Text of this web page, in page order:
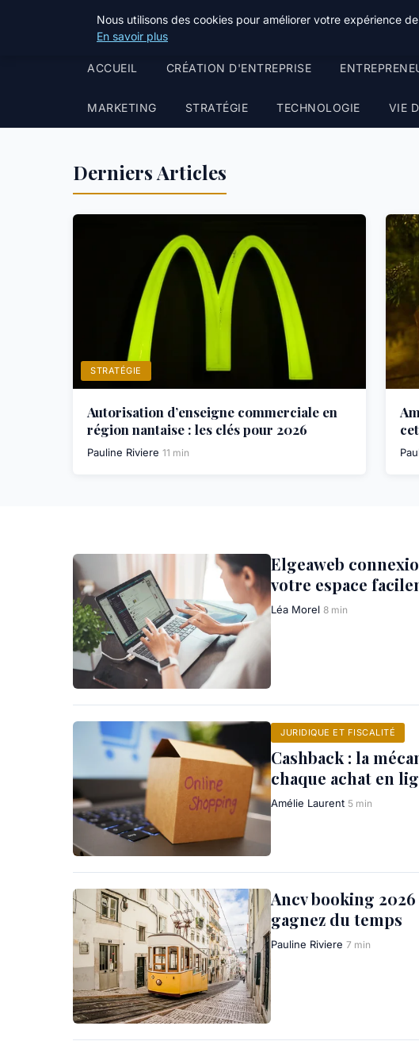
ppgazette
ACCUEIL CRÉATION D'ENTREPRISE
MARKETING STRATÉGIE TECHNOLOGIE VIE
Derniers Articles
STRATÉGIE
Autorisation d’enseigne commerciale en
région nantaise : les clés pour 2026
Pauline Riviere 11 min
Elgeaweb
votre espace
Léa Morel 8 min
JURIDIQUE ET FISCALITÉ
Cashback : la
chaque achat en
Amélie Laurent 5 min
Ancv booking
gagnez du temps
Pauline Riviere 7 min
Nous utilisons des cookies pour améliorer votre expérience
En savoir plus